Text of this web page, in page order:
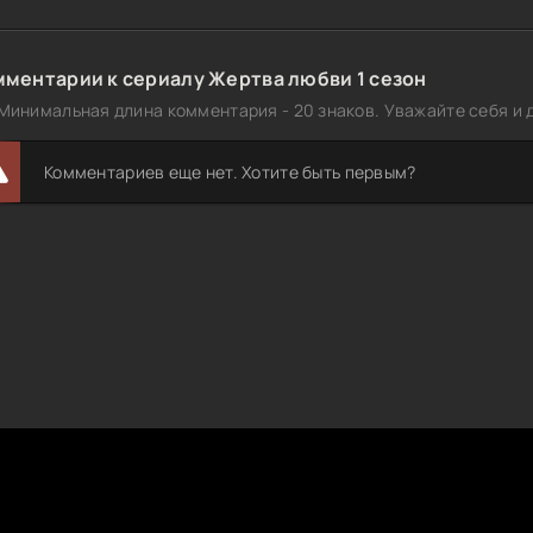
к сериалу Жертва любви 1 сезон
длина комментария - 20 знаков. Уважайте себя и
Комментариев еще нет. Хотите быть первым?